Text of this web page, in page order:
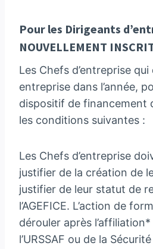
Pour les Dirigeants
NOUVELLEMENT
Les Chefs d’entreprise
entreprise dans l’année,
dispositif de financement
les conditions suivantes :
Les Chefs d’entreprise
justifier de la création de
justifier de leur statut de
l’AGEFICE. L’action de
dérouler après
l’URSSAF ou de la